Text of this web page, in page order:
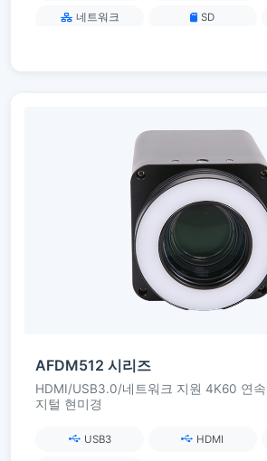
네트워크 SD
AFDM512 시리즈
HDMI/USB3.0/네트워크 지원 4K60 연
지털 현미경
USB3 HDMI